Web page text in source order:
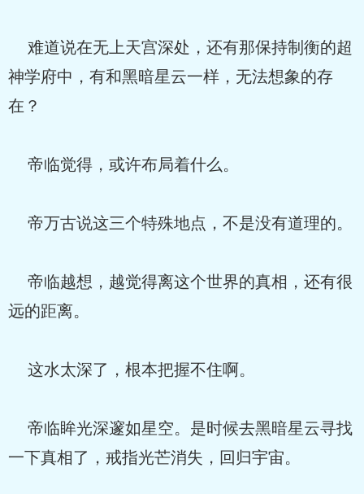
难道说在无上天宫深处，还有那保持制衡的超
神学府中，有和黑暗星云一样，无法想象的存
在？
帝临觉得，或许布局着什么。
帝万古说这三个特殊地点，不是没有道理的。
帝临越想，越觉得离这个世界的真相，还有很
远的距离。
这水太深了，根本把握不住啊。
帝临眸光深邃如星空。是时候去黑暗星云寻找
一下真相了，戒指光芒消失，回归宇宙。